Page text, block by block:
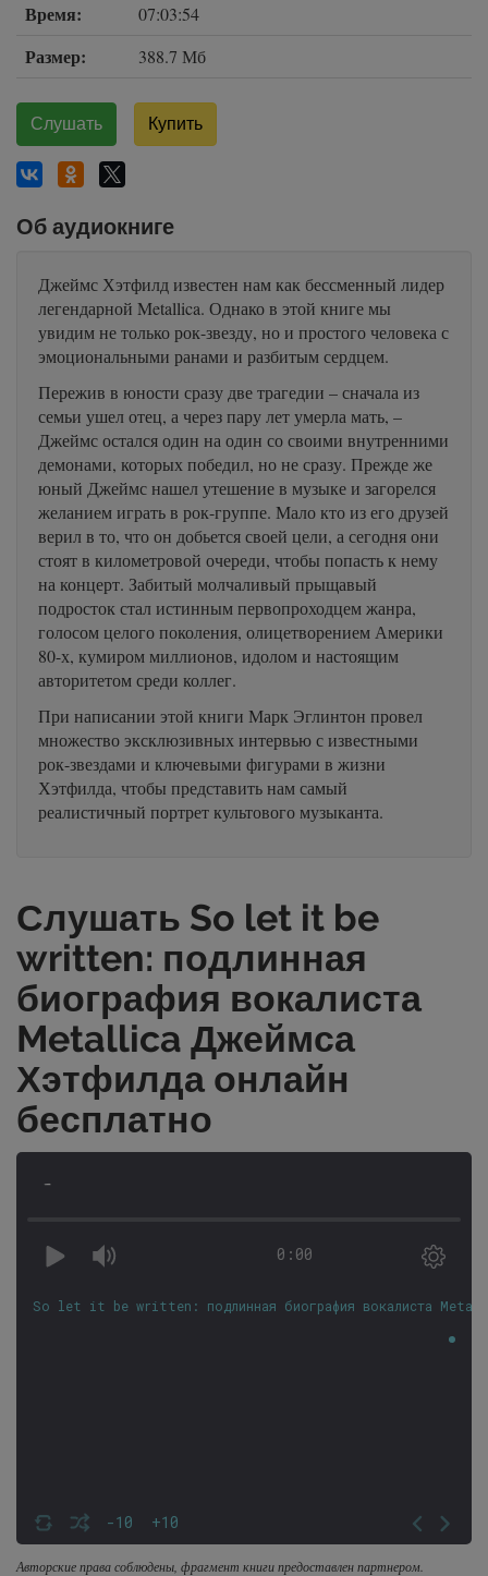
Время: 07:03:54
Размер: 388.7 Мб
Слушать Купить
Об аудиокниге
Джеймс Хэтфилд известен нам как бессменный лидер
легендарной Metallica. Однако в этой книге мы
увидим не только рок-звезду, но и простого человека с
эмоциональными ранами и разбитым сердцем.
Пережив в юности сразу две трагедии – сначала из
семьи ушел отец, а через пару лет умерла мать, –
Джеймс остался один на один со своими внутренними
демонами, которых победил, но не сразу. Прежде же
юный Джеймс нашел утешение в музыке и загорелся
желанием играть в рок-группе. Мало кто из его друзей
верил в то, что он добьется своей цели, а сегодня они
стоят в километровой очереди, чтобы попасть к нему
на концерт. Забитый молчаливый прыщавый
подросток стал истинным первопроходцем жанра,
голосом целого поколения, олицетворением Америки
80-х, кумиром миллионов, идолом и настоящим
авторитетом среди коллег.
При написании этой книги Марк Эглинтон провел
множество эксклюзивных интервью с известными
рок-звездами и ключевыми фигурами в жизни
Хэтфилда, чтобы представить нам самый
реалистичный портрет культового музыканта.
Слушать So let it be
written: подлинная
биография вокалиста
Metallica Джеймса
Хэтфилда онлайн
бесплатно
-
0:00
-10 +10
So let it be written: подлинная биография вокалиста
Авторские права соблюдены, фрагмент книги предоставлен партнером.